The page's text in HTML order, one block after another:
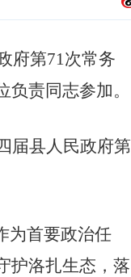
府第71次常务
责同志参加。
届县人民政府第
为首要政治任
护洛扎生态，落